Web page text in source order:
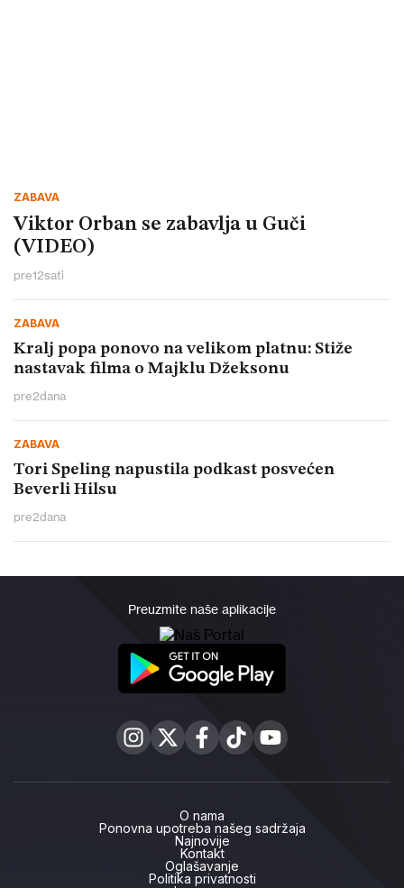
ZABAVA
Viktor Orban se zabavlja u Guči
(VIDEO)
pre12sati
ZABAVA
Kralj popa ponovo na velikom platnu: Stiže
nastavak filma o Majklu Džeksonu
pre2dana
ZABAVA
Tori Speling napustila podkast posvećen
Beverli Hilsu
pre2dana
Preuzmite naše aplikacije
O nama
Ponovna upotreba našeg sadržaja
Najnovije
Kontakt
Oglašavanje
Politika privatnosti